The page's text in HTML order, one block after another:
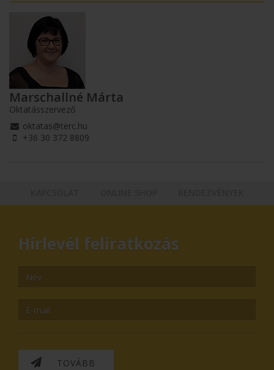
Marschallné Márta
Oktatásszervező
oktatas@terc.hu
+36 30 372 8809
Hírlevél feliratkozás
TOVÁBB